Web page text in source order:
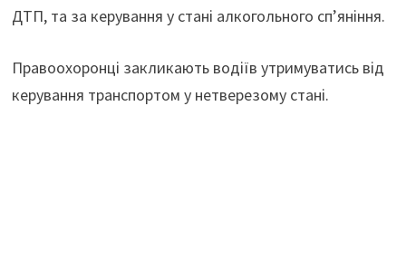
ДТП, та за керування у стані алкогольного сп’яніння.
Правоохоронці закликають водіїв утримуватись від
керування транспортом у нетверезому стані.